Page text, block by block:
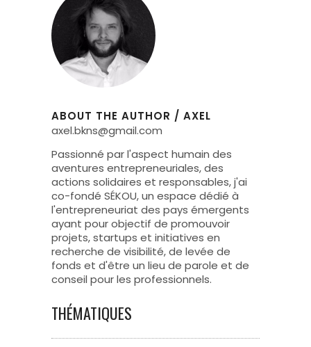
ABOUT THE AUTHOR / AXEL
axel.bkns@gmail.com
Passionné par l'aspect humain des
aventures entrepreneuriales, des
actions solidaires et responsables, j'ai
co-fondé SÉKOU, un espace dédié à
l'entrepreneuriat des pays émergents
ayant pour objectif de promouvoir
projets, startups et initiatives en
recherche de visibilité, de levée de
fonds et d'être un lieu de parole et de
conseil pour les professionnels.
THÉMATIQUES